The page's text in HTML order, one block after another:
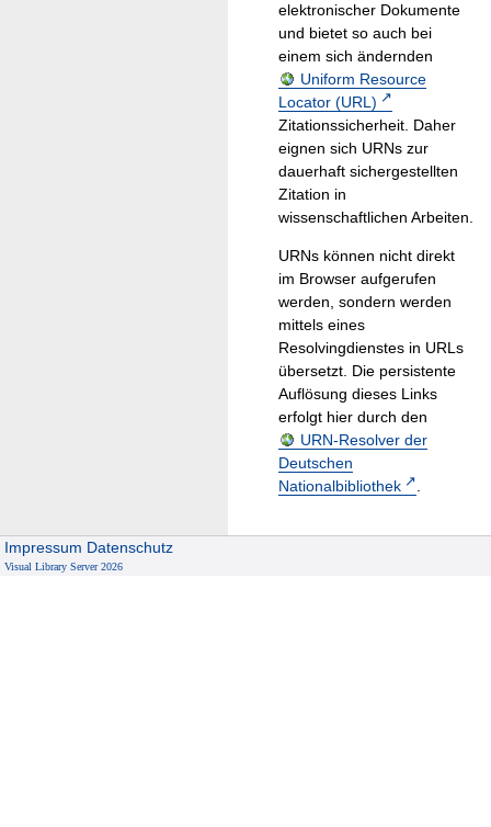
elektronischer Dokumente
und bietet so auch bei
einem sich ändernden
Uniform Resource
Locator (URL)
Zitationssicherheit. Daher
eignen sich URNs zur
dauerhaft sichergestellten
Zitation in
wissenschaftlichen Arbeiten.
URNs können nicht direkt
im Browser aufgerufen
werden, sondern werden
mittels eines
Resolvingdienstes in URLs
übersetzt. Die persistente
Auflösung dieses Links
erfolgt hier durch den
URN-Resolver der
Deutschen
Nationalbibliothek
.
Impressum Datenschutz
Visual Library Server 2026